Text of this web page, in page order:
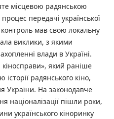
місцевою радянською
передачі української
контроль мав свою локальну
виклики, з якими
влади в Україні.
який раніше
радянського кіно,
України. На законодавче
націоналізації пішли роки,
українського кіноринку